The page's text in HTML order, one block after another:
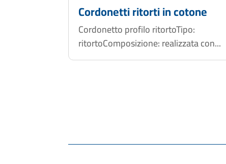
Cordonetti ritorti in cotone
Cordonetto profilo ritortoTipo:
ritortoComposizione: realizzata con...